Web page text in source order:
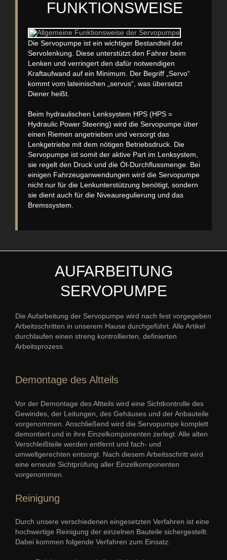
FUNKTIONSWEISE
Die Servopumpe ist ein wichtiger Bestandteil der
Servolenkung. Diese unterstützt den Fahrer beim
Lenken und verringert den dafür notwendigen
Kraftaufwand auf ein Minimum. Der Begriff „Servo“
kommt vom lateinischen „servus“, was übersetzt
Diener heißt.
Beim hydraulischen Lenksystem HPS (HPS =
Hydraulic Power Steering) wird die Servopumpe über
einen Riemen angetrieben und versorgt das
Lenkgetriebe mit dem nötigen Betriebsdruck. Die
Servopumpe ist somit der aktive Part im Lenksystem,
sie regelt den Druck und die Öl-Durchflussmenge. Bei
einigen Fahrzeuganwendungen wird die Servopumpe
nicht nur für die Lenkunterstützung benötigt, sondern
sie dient auch für die Niveauregulierung und das
Bremssystem.
AUFARBEITUNG
SERVOPUMPE
Die Aufarbeitung der Servopumpe wird nach fest vorgegeben
Arbeitsschritten in unserem Hause durchgeführt. Alle Artikel
durchlaufen einen streng kontrollierten, definierten
Arbeitsprozess.
Demontage des Altteils
Vor der Demontage des Altteils wird eine Sichtkontrolle des
Gewindes, der Leitungen, des Gehäuses und der Anbauteile
vorgenommen. Anschließend wird die Servopumpe komplett
demontiert und in ihre Einzelkomponenten zerlegt. Alle alten
Verschleißteile werden entfernt und fach- und
umweltgerechten entsorgt. Nach diesem Arbeitsschritt wird
eine erneute Sichtprüfung aller Einzelkomponenten
vorgenommen.
Reinigung
Durch unsere verschiedenen eingesetzten Verfahren ist eine
hochwertige Reinigung der einzelnen Bauteile sichergestellt.
Dabei kommen folgende Verfahren zum Einsatz: